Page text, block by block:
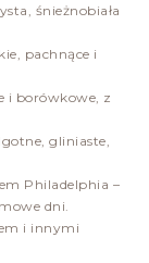
śnieżnobiała
pachnące i
i borówkowe, z
gliniaste,
Philadelphia –
dni.
i innymi